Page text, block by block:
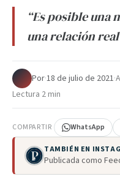
“Es posible una
una relación
Por·18 de julio de 2021·
Lectura 2 min
COMPARTIR WhatsApp
TAMBIÉN EN
Publicada como